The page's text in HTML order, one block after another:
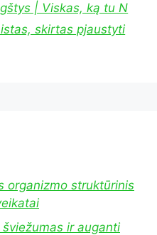
| Viskas, ką tu N
skirtas pjaustyti
organizmo struktūrinis
ir auganti